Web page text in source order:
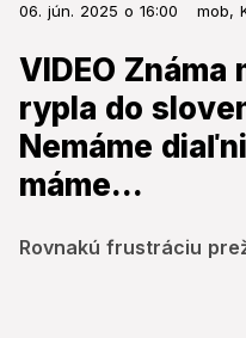
06. jún. 2025 o 16:00 mob,
VIDEO
rypla do
Nemáme
máme...
Rovnakú frustráciu
VIDEO Známa
rypla do
Nemáme
máme...
Rovnakú frustráciu